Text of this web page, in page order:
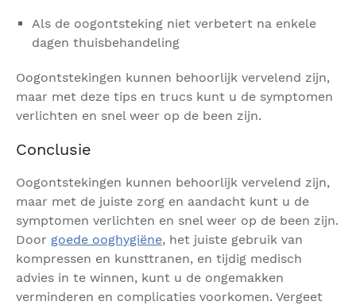
Als de oogontsteking niet verbetert na enkele
dagen thuisbehandeling
Oogontstekingen kunnen behoorlijk vervelend zijn,
maar met deze tips en trucs kunt u de symptomen
verlichten en snel weer op de been zijn.
Conclusie
Oogontstekingen kunnen behoorlijk vervelend zijn,
maar met de juiste zorg en aandacht kunt u de
symptomen verlichten en snel weer op de been zijn.
Door goede ooghygiëne, het juiste gebruik van
kompressen en kunsttranen, en tijdig medisch
advies in te winnen, kunt u de ongemakken
verminderen en complicaties voorkomen. Vergeet